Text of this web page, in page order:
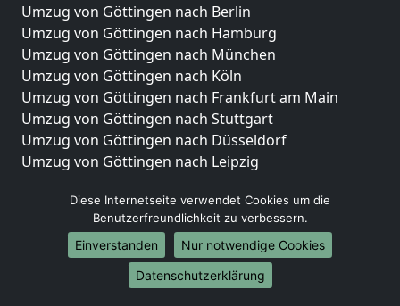
Umzug von Göttingen nach Berlin
Umzug von Göttingen nach Hamburg
Umzug von Göttingen nach München
Umzug von Göttingen nach Köln
Umzug von Göttingen nach Frankfurt am Main
Umzug von Göttingen nach Stuttgart
Umzug von Göttingen nach Düsseldorf
Umzug von Göttingen nach Leipzig
Umzug von Göttingen nach Essen
Umzug von Göttingen nach Bremen
Umzug von Göttingen nach Dresden
Umzug von Göttingen nach Hannover
Umzug von Göttingen nach Nürnberg
Diese Internetseite verwendet Cookies um die
Benutzerfreundlichkeit zu verbessern.
Einverstanden
Nur notwendige Cookies
Datenschutzerklärung